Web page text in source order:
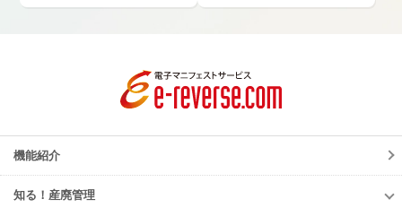
機能紹介
知る！産廃管理